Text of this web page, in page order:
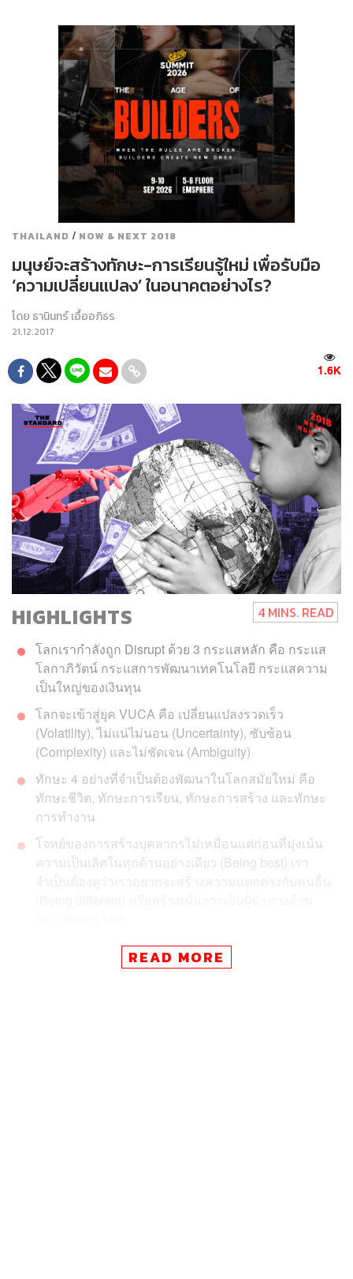
THAILAND / NOW & NEXT 2018
มนุษย์จะสร้างทักษะ-การเรียนรู้ใหม่ เพื่อรับมือ
‘ความเปลี่ยนแปลง’ ในอนาคตอย่างไร?
โดย ธานินทร์ เอื้ออภิธร
21.12.2017
1.6K
HIGHLIGHTS 4 MINS. READ
​โลกเรากำลังถูก Disrupt ​ด้วย 3​ ก​ระแสหลัก คือ กระแส
โลกาภิวัตน์ กระแสการพัฒนาเทคโนโลยี​ ​กระแสความ
เป็นใหญ่ของเงินทุน
​โ​ล​กจะเข้า​สู่ยุค VUCA คือ เปลี่ยนแปลงรวดเร็ว
(Volatility), ​ไ​ม่แน่ไม่นอน​ (Uncertainty), ซับซ้อน ​
(Complexity) และไม่ชัดเจน (Ambiguity)
​​ทั​ก​​ษะ​​ 4 อย่างที่จำเป็น​ต้อง​​​พัฒนาในโลกสมัยใหม่​ คือ
ทักษะชีวิต, ​ทักษะการเรียน​, ​ทั​ก​​ษะการสร้าง และทักษะ
การทำงาน
โจทย์ของการสร้างบุคลากรไม่เหมือนแต่ก่อน​ที่มุ่ง​เน้น
ความเป็นเลิศในทุกด้านอย่างเดียว (Being best) เรา
ถ้าถามว่าในอีก 10 ปีข้างหน้าจะเกิดอะไรขึ้น และเราจะ
READ MORE